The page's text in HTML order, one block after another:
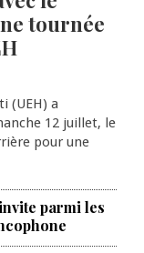
tournée
(UEH) a
12 juillet, le
pour une
parmi les